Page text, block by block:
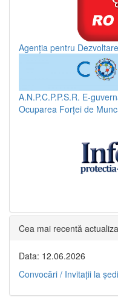
Agenția pentru
A.N.P.C.P.P.S.R. E-
Ocuparea Forței de
Cea mai recentă
Data: 12.06.2026
Convocări / Invitaţii la